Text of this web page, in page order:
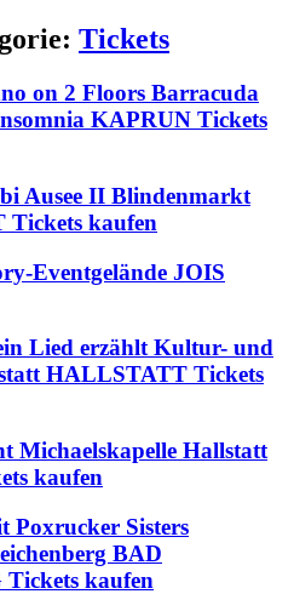
Tickets
on 2 Floors Barracuda
KAPRUN Tickets
Ausee II Blindenmarkt
kaufen
Eventgelände JOIS
Lied erzählt Kultur- und
HALLSTATT Tickets
Michaelskapelle Hallstatt
kaufen
Poxrucker Sisters
BAD
kaufen